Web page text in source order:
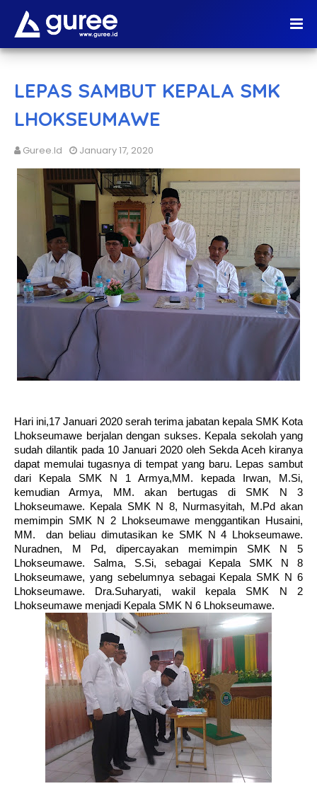
LEPAS SAMBUT KEPALA SMK
LHOKSEUMAWE
Guree.id January 17, 2020
Hari ini,17 Januari 2020 serah terima jabatan kepala SMK Kota
Lhokseumawe berjalan dengan sukses. Kepala sekolah yang
sudah dilantik pada 10 Januari 2020 oleh Sekda Aceh kiranya
dapat memulai tugasnya di tempat yang baru. Lepas sambut
dari Kepala SMK N 1 Armya,MM. kepada Irwan, M.Si,
kemudian Armya, MM. akan bertugas di SMK N 3
Lhokseumawe. Kepala SMK N 8, Nurmasyitah, M.Pd akan
memimpin SMK N 2 Lhokseumawe menggantikan Husaini,
MM.  dan beliau dimutasikan ke SMK N 4 Lhokseumawe.
Nuradnen, M Pd, dipercayakan memimpin SMK N 5
Lhokseumawe. Salma, S.Si, sebagai Kepala SMK N 8
Lhokseumawe, yang sebelumnya sebagai Kepala SMK N 6
Lhokseumawe. Dra.Suharyati, wakil kepala SMK N 2
Lhokseumawe menjadi Kepala SMK N 6 Lhokseumawe.